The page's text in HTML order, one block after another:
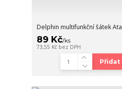
Delphin multifunkční šátek
89 Kč/ks
73,55 Kč bez DPH
Přidat